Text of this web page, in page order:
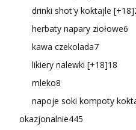
drinki shot'y koktajle [+18]
herbaty napary ziołowe6
kawa czekolada7
likiery nalewki [+18]18
mleko8
napoje soki kompoty
okazjonalnie445